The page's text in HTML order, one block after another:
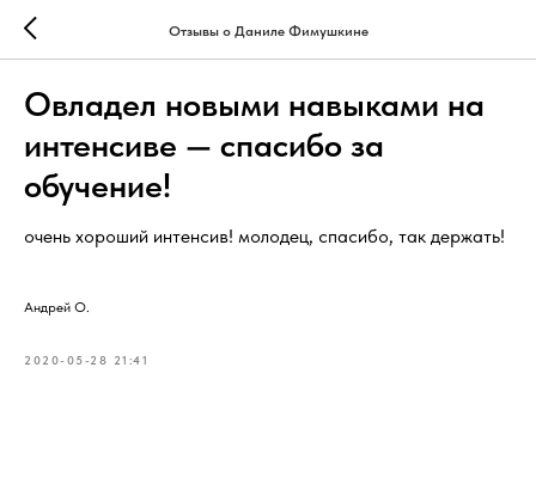
Отзывы о Даниле Фимушкине
Овладел новыми навыками на
интенсиве — спасибо за
обучение!
очень хороший интенсив! молодец, спасибо, так держать!
Андрей О.
2020-05-28 21:41